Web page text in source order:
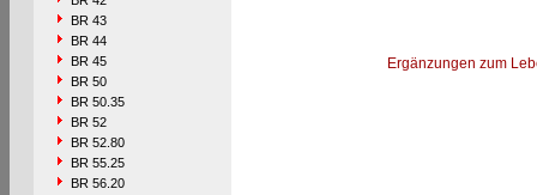
BR 43
BR 44
BR 45
BR 50
BR 50.35
BR 52
BR 52.80
BR 55.25
BR 56.20
Ergänzungen zum